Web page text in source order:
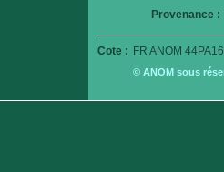
Provenance :
Cote : FR ANOM
© ANOM sous